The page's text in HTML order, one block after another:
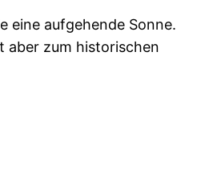
eine aufgehende Sonne.
aber zum historischen